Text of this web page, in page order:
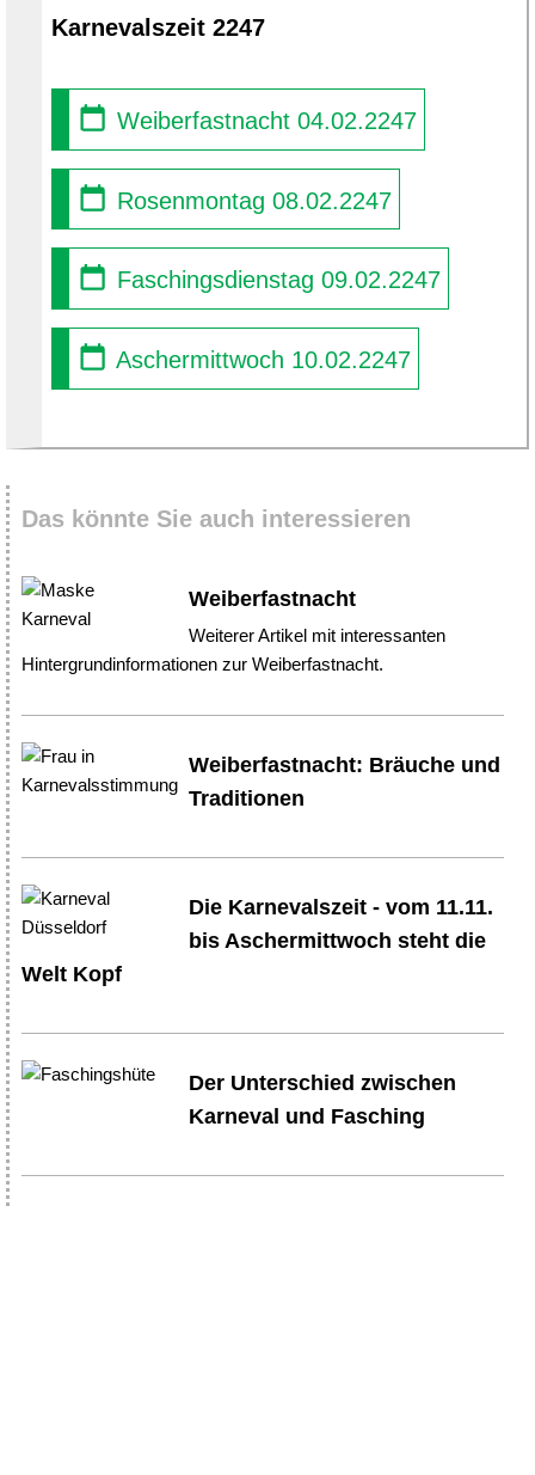
Karnevalszeit 2247
Weiberfastnacht 04.02.2247
Rosenmontag 08.02.2247
Faschingsdienstag 09.02.2247
Aschermittwoch 10.02.2247
Das könnte Sie auch interessieren
Weiberfastnacht
Weiterer Artikel mit interessanten
Hintergrundinformationen zur Weiberfastnacht.
Weiberfastnacht: Bräuche und
Traditionen
Die Karnevalszeit - vom 11.11.
bis Aschermittwoch steht die
Welt Kopf
Der Unterschied zwischen
Karneval und Fasching